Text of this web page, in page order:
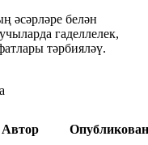
белән
гаделлелек,
тәрбияләү.
Автор Опубликован